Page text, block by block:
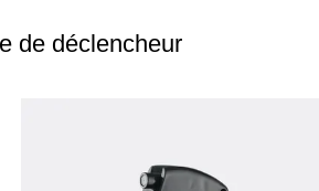
de déclencheur